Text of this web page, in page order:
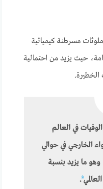
مسرطنة كيميائية
حيث يزيد من احتمالية
الخطيرة.
في العالم
الخارجي في حوالي
وهو ما يزيد بنسبة
²
.